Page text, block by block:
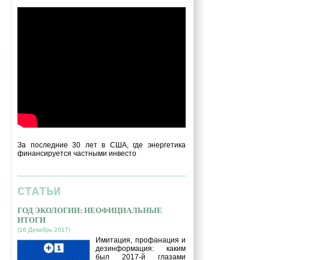
За последние 30 лет в США, где энергетика
финансируется частными инвесто
СТАТЬИ
ГОД ЭКОЛОГИИ: НЕОФИЦИАЛЬНЫЕ
ИТОГИ
(16 Декабрь 2017)
Имитация, профанация и
дезинформация: каким
был 2017-й глазами